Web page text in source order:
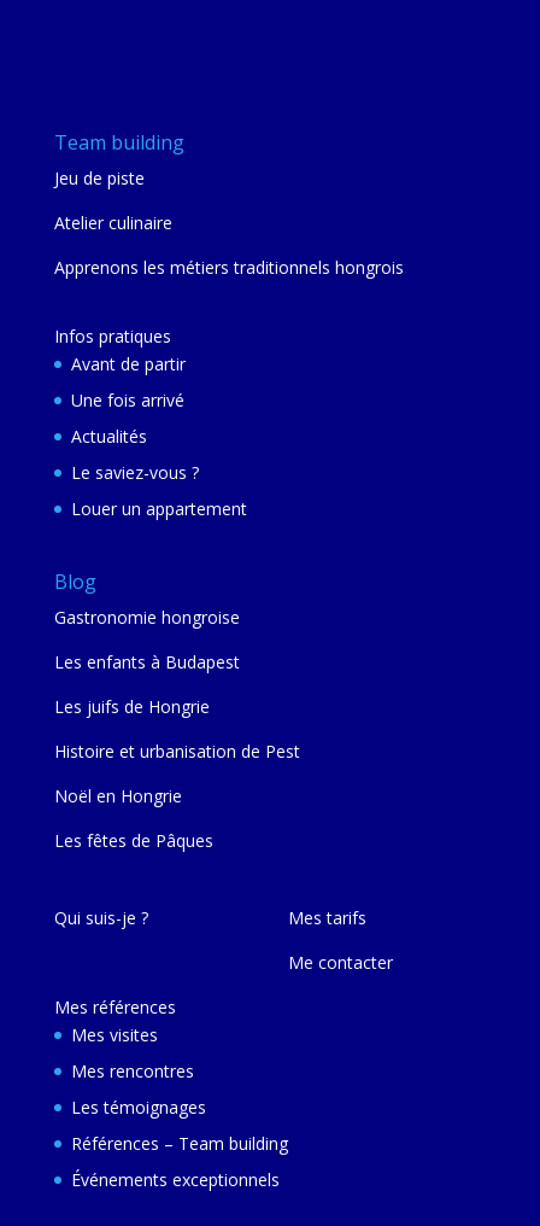
Team building
Jeu de piste
Atelier culinaire
Apprenons les métiers traditionnels hongrois
Infos pratiques
Avant de partir
Une fois arrivé
Actualités
Le saviez-vous ?
Louer un appartement
Blog
Gastronomie hongroise
Les enfants à Budapest
Les juifs de Hongrie
Histoire et urbanisation de Pest
Noël en Hongrie
Les fêtes de Pâques
Qui suis-je ?
Mes références
Mes visites
Mes rencontres
Les témoignages
Références – Team building
Événements exceptionnels
Mes tarifs
Me contacter